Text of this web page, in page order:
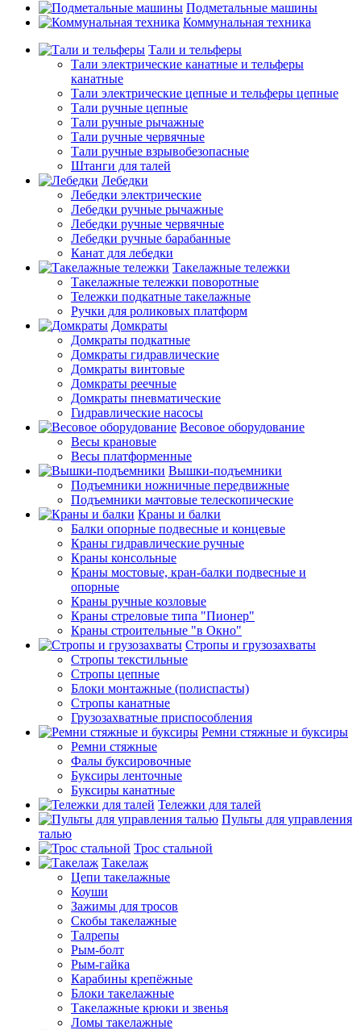
Подметальные машины
Коммунальная техника
Тали и тельферы
Тали электрические канатные и тельферы
канатные
Тали электрические цепные и тельферы цепные
Тали ручные цепные
Тали ручные рычажные
Тали ручные червячные
Тали ручные взрывобезопасные
Штанги для талей
Лебедки
Лебедки электрические
Лебедки ручные рычажные
Лебедки ручные червячные
Лебедки ручные барабанные
Канат для лебедки
Такелажные тележки
Такелажные тележки поворотные
Тележки подкатные такелажные
Ручки для роликовых платформ
Домкраты
Домкраты подкатные
Домкраты гидравлические
Домкраты винтовые
Домкраты реечные
Домкраты пневматические
Гидравлические насосы
Весовое оборудование
Весы крановые
Весы платформенные
Вышки-подъемники
Подъемники ножничные передвижные
Подъемники мачтовые телескопические
Краны и балки
Балки опорные подвесные и концевые
Краны гидравлические ручные
Краны консольные
Краны мостовые, кран-балки подвесные и
опорные
Краны ручные козловые
Краны стреловые типа "Пионер"
Краны строительные "в Окно"
Стропы и грузозахваты
Стропы текстильные
Стропы цепные
Блоки монтажные (полиспасты)
Стропы канатные
Грузозахватные приспособления
Ремни стяжные и буксиры
Ремни стяжные
Фалы буксировочные
Буксиры ленточные
Буксиры канатные
Тележки для талей
Пульты для управления
талью
Трос стальной
Такелаж
Цепи такелажные
Коуши
Зажимы для тросов
Скобы такелажные
Талрепы
Рым-болт
Рым-гайка
Карабины крепёжные
Блоки такелажные
Такелажные крюки и звенья
Ломы такелажные